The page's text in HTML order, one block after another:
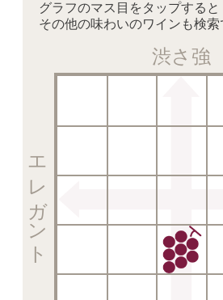
グラフのマス目をタップすると
その他の味わいのワインも検索
渋さ強
エレガント